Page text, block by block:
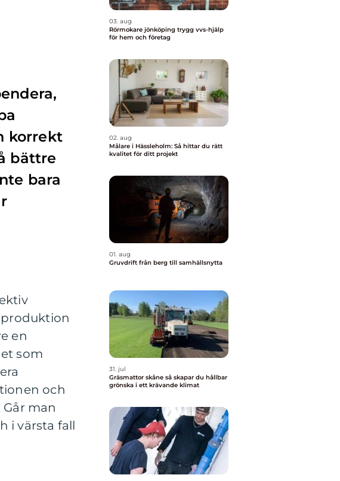
korrekt
bättre
bara
en
som
och
man
i värsta fall
03. aug
Rörmokare jönköping trygg vvs-hjälp
för hem och företag
02. aug
Målare i Hässleholm: Så hittar du rätt
kvalitet för ditt projekt
01. aug
Gruvdrift från berg till samhällsnytta
31. jul
Gräsmattor skåne så skapar du hållbar
grönska i ett krävande klimat